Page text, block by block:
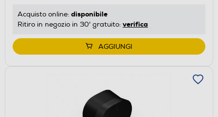
Acquisto online: disponibile
Ritiro in negozio in 30' gratuito: verifica
AGGIUNGI